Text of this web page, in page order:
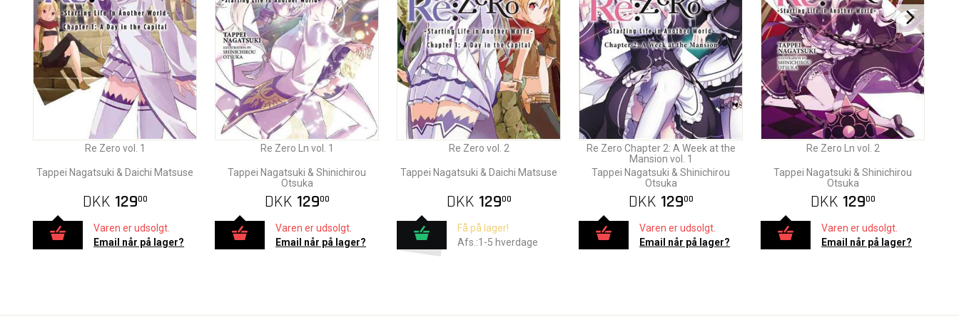
Re Zero vol. 1
Tappei Nagatsuki & Daichi Matsuse
DKK 12900
Varen er udsolgt.
Email når på lager?
Re Zero Ln vol. 1
Tappei Nagatsuki & Shinichirou
Otsuka
DKK 12900
Varen er udsolgt.
Email når på lager?
Re Zero vol. 2
Tappei Nagatsuki & Daichi Matsuse
DKK 12900
Få på lager!
Afs.:1-5 hverdage
Re Zero Chapter 2: A Week at the
Mansion vol. 1
Tappei Nagatsuki & Shinichirou
Otsuka
DKK 12900
Varen er udsolgt.
Email når på lager?
Re Zero Ln vol. 2
Tappei Nagatsuki & Shinichirou
Otsuka
DKK 12900
Varen er udsolgt.
Email når på lager?